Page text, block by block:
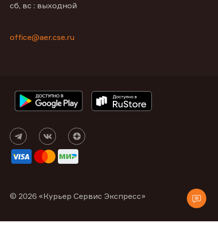
сб, вс : выходной
office@aer.cse.ru
© 2026 «Курьер Сервис Экспресс»